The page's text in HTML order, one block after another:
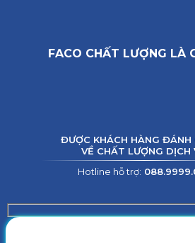
FACO CHẤT LƯỢNG LÀ
ĐƯỢC KHÁCH HÀNG ĐÁNH
VỀ CHẤT LƯỢNG DỊCH
Hotline hỗ trợ: